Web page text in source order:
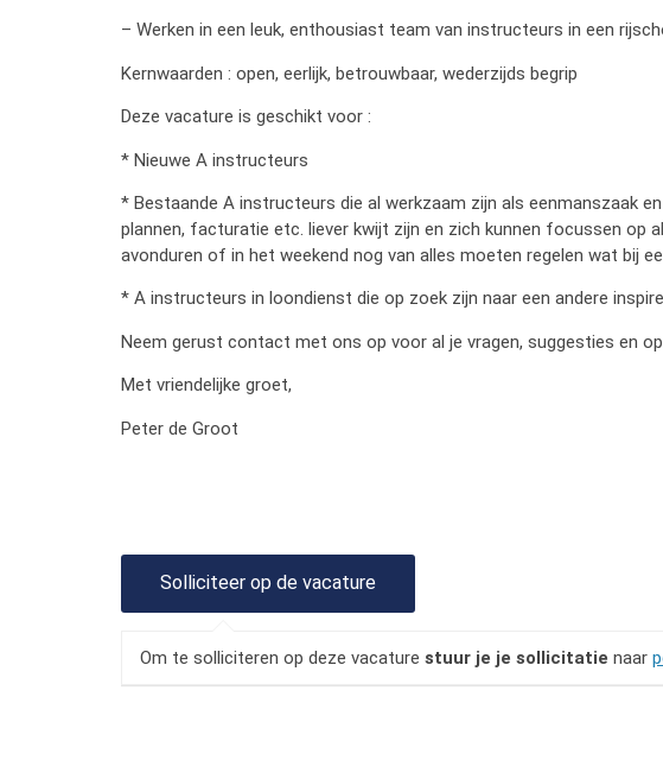
– Werken in een leuk, enthousiast team van instructeurs in een
Kernwaarden : open, eerlijk, betrouwbaar, wederzijds begrip
Deze vacature is geschikt voor :
* Nieuwe A instructeurs
* Bestaande A instructeurs die al werkzaam zijn als eenmanszaak
plannen, facturatie etc. liever kwijt zijn en zich kunnen focussen op
avonduren of in het weekend nog van alles moeten regelen wat bij
* A instructeurs in loondienst die op zoek zijn naar een andere
Neem gerust contact met ons op voor al je vragen, suggesties en
Met vriendelijke groet,
Peter de Groot
Om te solliciteren op deze vacature stuur je je sollicitatie naar